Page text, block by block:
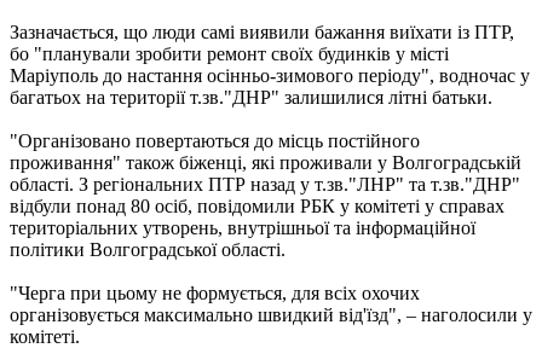
Зазначається, що люди самі виявили бажання виїхати із ПТР,
бо "планували зробити ремонт своїх будинків у місті
Маріуполь до настання осінньо-зимового періоду", водночас у
багатьох на території т.зв."ДНР" залишилися літні батьки.
"Організовано повертаються до місць постійного
проживання" також біженці, які проживали у Волгоградській
області. З регіональних ПТР назад у т.зв."ЛНР" та т.зв."ДНР"
відбули понад 80 осіб, повідомили РБК у комітеті у справах
територіальних утворень, внутрішньої та інформаційної
політики Волгоградської області.
"Черга при цьому не формується, для всіх охочих
організовується максимально швидкий від'їзд", – наголосили у
комітеті.